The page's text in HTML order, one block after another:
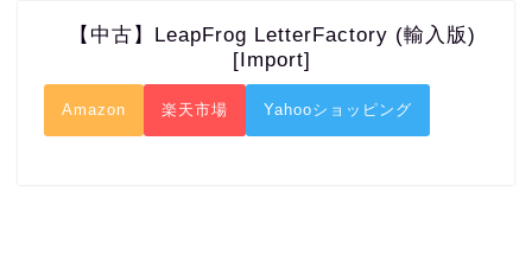
【中古】LeapFrog LetterFactory (輸入版)
[Import]
Amazon 楽天市場 Yahooショッピング